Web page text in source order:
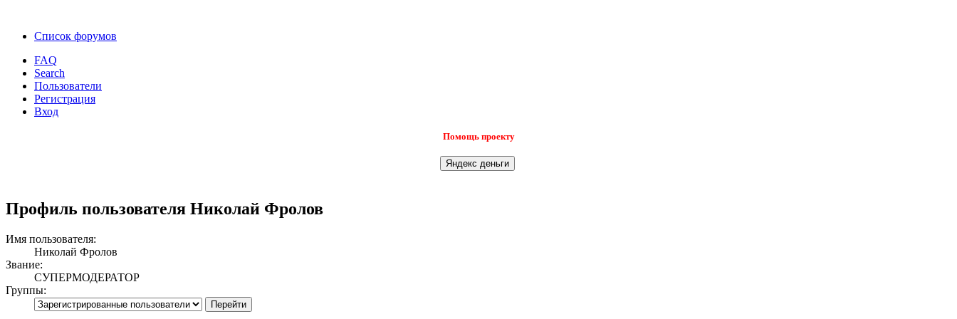
Список форумов
FAQ
Search
Пользователи
Регистрация
Вход
Помощь проекту
Профиль пользователя Николай Фролов
Имя пользователя:
Николай Фролов
Звание:
СУПЕРМОДЕРАТОР
Группы: